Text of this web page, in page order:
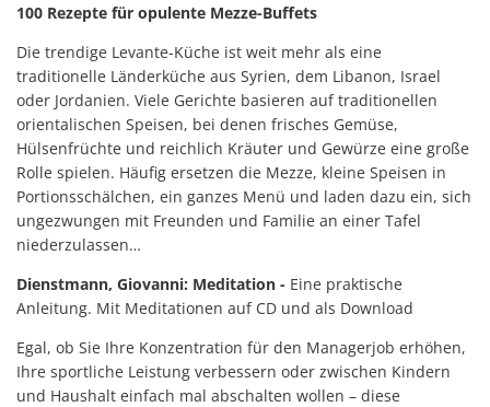
100 Rezepte für opulente Mezze-Buffets
Die trendige Levante-Küche ist weit mehr als eine
traditionelle Länderküche aus Syrien, dem Libanon, Israel
oder Jordanien. Viele Gerichte basieren auf traditionellen
orientalischen Speisen, bei denen frisches Gemüse,
Hülsenfrüchte und reichlich Kräuter und Gewürze eine große
Rolle spielen. Häufig ersetzen die Mezze, kleine Speisen in
Portionsschälchen, ein ganzes Menü und laden dazu ein, sich
ungezwungen mit Freunden und Familie an einer Tafel
niederzulassen…
Dienstmann, Giovanni: Meditation - Eine praktische
Anleitung. Mit Meditationen auf CD und als Download
Egal, ob Sie Ihre Konzentration für den Managerjob erhöhen,
Ihre sportliche Leistung verbessern oder zwischen Kindern
und Haushalt einfach mal abschalten wollen – diese